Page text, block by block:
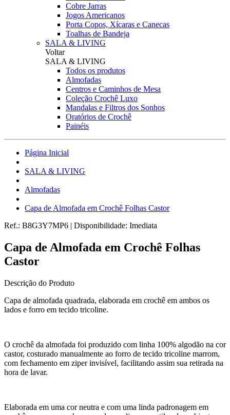
Cobre Jarras
Jogos Americanos
Porta Copos, Xícaras e Canecas
Toalhas de Bandeja
SALA & LIVING
Voltar
SALA & LIVING
Todos os produtos
Almofadas
Centros e Caminhos de Mesa
Coleção Crochê Luxo
Mandalas e Filtros dos Sonhos
Oratórios de Crochê
Painéis
Página Inicial
SALA & LIVING
Almofadas
Capa de Almofada em Crochê Folhas Castor
Ref.: B8G3Y7MP6 | Disponibilidade: Imediata
Capa de Almofada em Crochê Folhas
Castor
Descrição do Produto
Capa de almofada quadrada, elaborada em crochê em ambos os
lados e forro em tecido tricoline.
O crochê da almofada foi produzido com linha 100% algodão na cor
castor, costurado manualmente ao forro de tecido tricoline marrom,
com fechamento em ziper invisível, facilitando assim sua retirada na
hora de lavar.
Elaborada em uma cor neutra e com uma linda padronagem em